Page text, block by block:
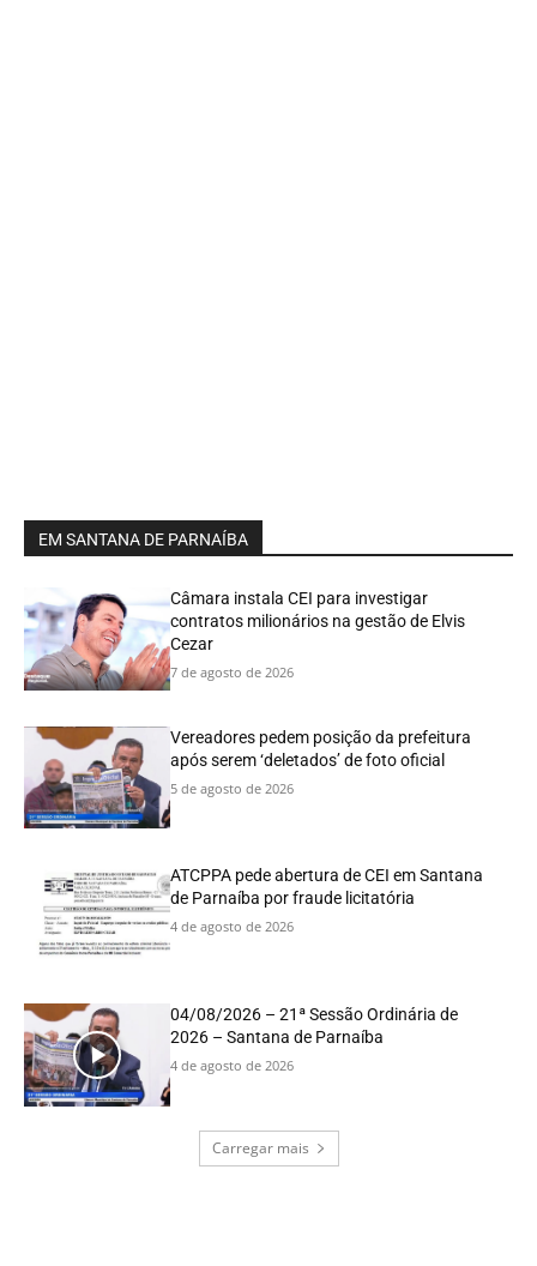
EM SANTANA DE PARNAÍBA
Câmara instala CEI para investigar
contratos milionários na gestão de Elvis
Cezar
7 de agosto de 2026
Vereadores pedem posição da prefeitura
após serem ‘deletados’ de foto oficial
5 de agosto de 2026
ATCPPA pede abertura de CEI em Santana
de Parnaíba por fraude licitatória
4 de agosto de 2026
04/08/2026 – 21ª Sessão Ordinária de
2026 – Santana de Parnaíba
4 de agosto de 2026
Carregar mais